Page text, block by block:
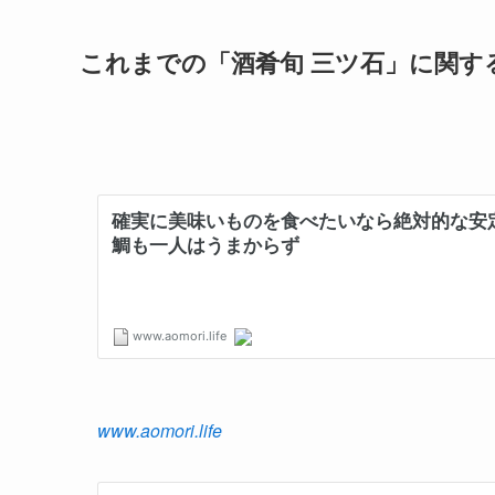
これまでの「酒肴旬 三ツ石」に関す
www.aomori.life